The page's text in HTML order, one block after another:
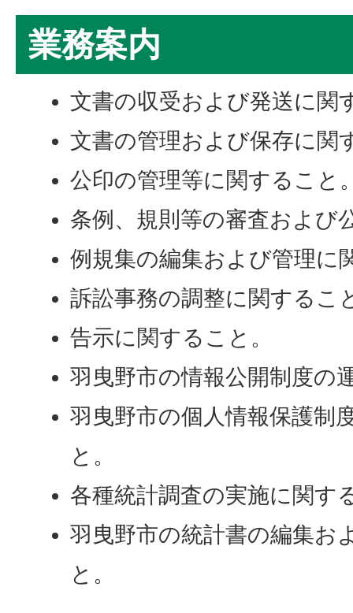
業務案内
文書の収受および発送に関
文書の管理および保存に関
公印の管理等に関すること
条例、規則等の審査および
例規集の編集および管理に
訴訟事務の調整に関するこ
告示に関すること。
羽曳野市の情報公開制度の
羽曳野市の個人情報保護制
と。
各種統計調査の実施に関す
羽曳野市の統計書の編集お
と。